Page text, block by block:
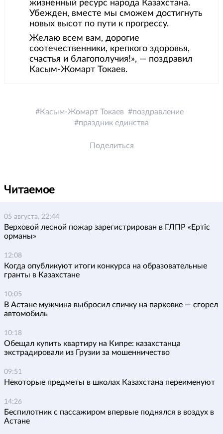
жизненный ресурс народа Казахстана.
Убежден, вместе мы сможем достигнуть
новых высот по пути к прогрессу.
Желаю всем вам, дорогие
соотечественники, крепкого здоровья,
счастья и благополучия!», — поздравил
Касым-Жомарт Токаев.
Касым-Жомарт Токаев
поздравление
праздник единства
Поделиться
Читаемое
05 августа, 22:44
Верховой лесной пожар зарегистрирован в ГЛПР «Ертіс
орманы»
12:08
Когда опубликуют итоги конкурса на образовательные
гранты в Казахстане
10:05
В Астане мужчина выбросил спичку на парковке — сгорел
автомобиль
10:18
Обещал купить квартиру на Кипре: казахстанца
экстрадировали из Грузии за мошенничество
09:51
Некоторые предметы в школах Казахстана переименуют
14:26
Беспилотник с пассажиром впервые поднялся в воздух в
Астане